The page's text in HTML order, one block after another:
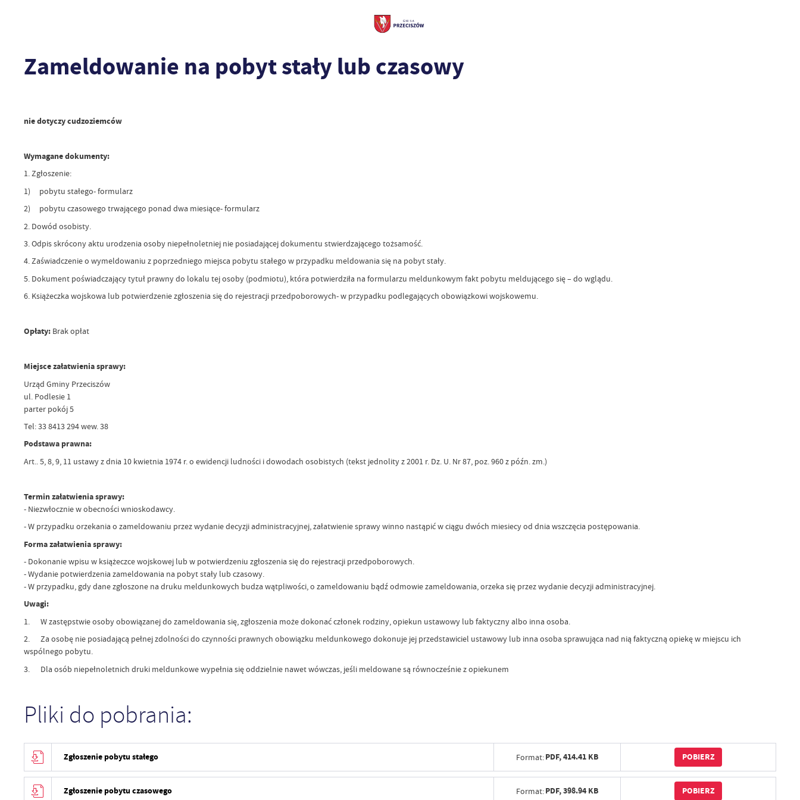
Zameldowanie na pobyt stały lub czasowy
nie dotyczy cudzoziemców
Wymagane dokumenty:
1. Zgłoszenie:
1) pobytu stałego- formularz
2) pobytu czasowego trwającego ponad dwa miesiące- formularz
2. Dowód osobisty.
3. Odpis skrócony aktu urodzenia osoby niepełnoletniej nie posiadającej dokumentu stwierdzającego tożsamość.
4. Zaświadczenie o wymeldowaniu z poprzedniego miejsca pobytu stałego w przypadku meldowania się na pobyt stały.
5. Dokument poświadczający tytuł prawny do lokalu tej osoby (podmiotu), która potwierdziła na formularzu meldunkowym fakt pobytu meldującego się – do wglądu.
6. Książeczka wojskowa lub potwierdzenie zgłoszenia się do rejestracji przedpoborowych- w przypadku podlegających obowiązkowi wojskowemu.
Opłaty:Brak opłat
Miejsce załatwienia sprawy:
Urząd Gminy Przeciszów
ul. Podlesie 1
parter pokój 5
Tel: 33 8413 294 wew. 38
Podstawa prawna:
Art.. 5, 8, 9, 11 ustawy z dnia 10 kwietnia 1974 r. o ewidencji ludności i dowodach osobistych (tekst jednolity z 2001 r. Dz. U. Nr 87, poz. 960 z późn. zm.)
Termin załatwienia sprawy:
- Niezwłocznie w obecności wnioskodawcy.
- W przypadku orzekania o zameldowaniu przez wydanie decyzji administracyjnej, załatwienie sprawy winno nastąpić w ciągu dwóch miesiecy od dnia wszczęcia postępowania.
Forma załatwienia sprawy:
- Dokonanie wpisu w książeczce wojskowej lub w potwierdzeniu zgłoszenia się do rejestracji przedpoborowych.
- Wydanie potwierdzenia zameldowania na pobyt stały lub czasowy.
- W przypadku, gdy dane zgłoszone na druku meldunkowych budza wątpliwości, o zameldowaniu bądź odmowie zameldowania, orzeka się przez wydanie decyzji administracyjnej.
Uwagi:
1. W zastępstwie osoby obowiązanej do zameldowania się, zgłoszenia może dokonać członek rodziny, opiekun ustawowy lub faktyczny albo inna osoba.
2. Za osobę nie posiadającą pełnej zdolności do czynności prawnych obowiązku meldunkowego dokonuje jej przedstawiciel ustawowy lub inna osoba sprawująca nad nią faktyczną opiekę w miejscu ich
wspólnego pobytu.
3. Dla osób niepełnoletnich druki meldunkowe wypełnia się oddzielnie nawet wówczas, jeśli meldowane są równocześnie z opiekunem
Pliki do pobrania:
Zgłoszenie pobytu stałego Format:PDF,414.41 KB POBIERZ
Zgłoszenie pobytu czasowego Format:PDF,398.94 KB POBIERZ